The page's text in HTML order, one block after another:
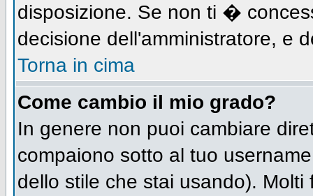
disposizione. Se non ti �
decisione dell'amministratore, e
Torna in cima
Come cambio il mio grado?
In genere non puoi cambiare
compaiono sotto al tuo
dello stile che stai usando).